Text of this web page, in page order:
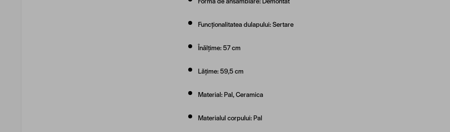
Funcționalitatea dulapului: Sertare
Înălțime: 57 cm
Lățime: 59,5 cm
Material: Pal, Ceramica
Materialul corpului: Pal